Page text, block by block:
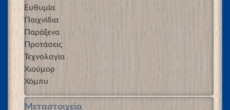
Ευθυμία
Παιχνίδια
Παράξενα
Προτάσεις
Τεχνολογία
Χιούμορ
Χόμπυ
Μεταστοιχεία